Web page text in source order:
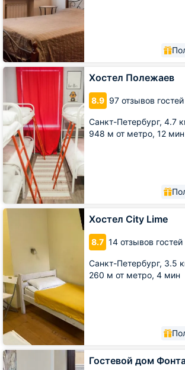
Хостел Полежаев
8.9 97 отзывов гостей
Санкт-Петербург, 4.7
948 м от метро, 12 мин
Хостел
Полежаев
Хостел Сity Lime
8.7 14 отзывов гостей
Санкт-Петербург, 3.5
260 м от метро, 4 мин
Хостел
Гостевой дом
Гостевой
дом